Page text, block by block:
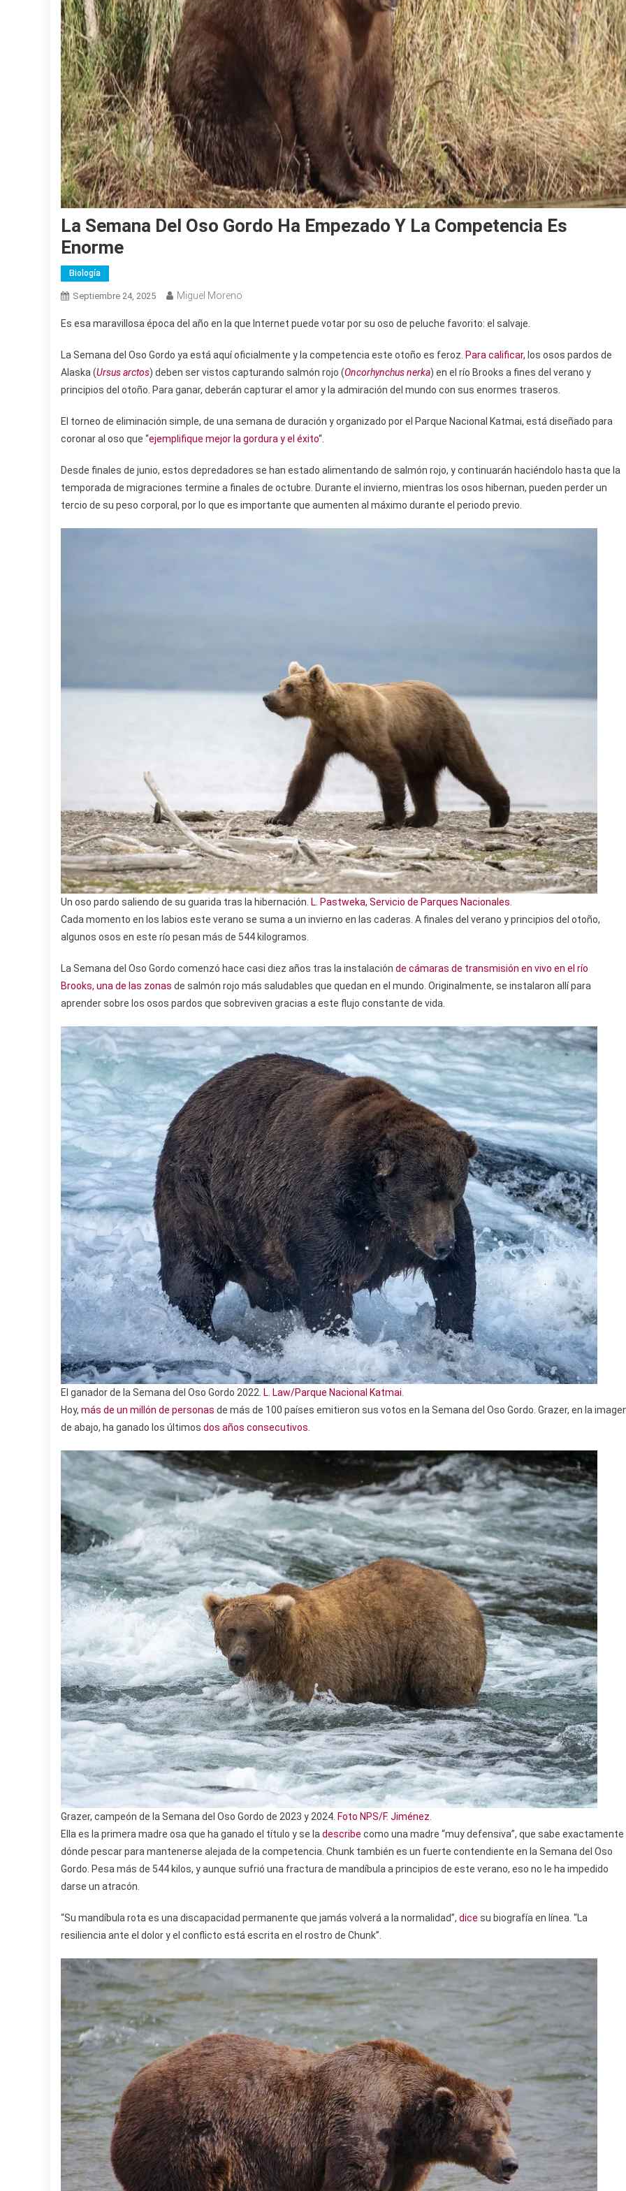
La Semana Del Oso Gordo Ha Empezado Y La Competencia Es
Enorme
Biología
Septiembre 24, 2025 Miguel Moreno
Es esa maravillosa época del año en la que Internet puede votar por su oso de peluche favorito: el salvaje.
La Semana del Oso Gordo ya está aquí oficialmente y la competencia este otoño es feroz. Para calificar, los osos pardos de
Alaska (Ursus arctos) deben ser vistos capturando salmón rojo (Oncorhynchus nerka) en el río Brooks a fines del verano y
principios del otoño. Para ganar, deberán capturar el amor y la admiración del mundo con sus enormes traseros.
El torneo de eliminación simple, de una semana de duración y organizado por el Parque Nacional Katmai, está diseñado para
coronar al oso que “ejemplifique mejor la gordura y el éxito“.
Desde finales de junio, estos depredadores se han estado alimentando de salmón rojo, y continuarán haciéndolo hasta que la
temporada de migraciones termine a finales de octubre. Durante el invierno, mientras los osos hibernan, pueden perder un
tercio de su peso corporal, por lo que es importante que aumenten al máximo durante el periodo previo.
Un oso pardo saliendo de su guarida tras la hibernación. L. Pastweka, Servicio de Parques Nacionales
Cada momento en los labios este verano se suma a un invierno en las caderas. A finales del verano y principios del otoño,
algunos osos en este río pesan más de 544 kilogramos.
La Semana del Oso Gordo comenzó hace casi diez años tras la instalación de cámaras de transmisión en vivo en el río
Brooks, una de las zonas de salmón rojo más saludables que quedan en el mundo. Originalmente, se instalaron allí para
aprender sobre los osos pardos que sobreviven gracias a este flujo constante de vida.
El ganador de la Semana del Oso Gordo 2022. L. Law/Parque Nacional Katmai
Hoy, más de un millón de personas de más de 100 países emitieron sus votos en la Semana del Oso Gordo. Grazer, en la
de abajo, ha ganado los últimos dos años consecutivos
Grazer, campeón de la Semana del Oso Gordo de 2023 y 2024. Foto NPS/F. Jiménez
Ella es la primera madre osa que ha ganado el título y se la describe como una madre “muy defensiva”, que sabe exactamente
dónde pescar para mantenerse alejada de la competencia. Chunk también es un fuerte contendiente en la Semana del Oso
Gordo. Pesa más de 544 kilos, y aunque sufrió una fractura de mandíbula a principios de este verano, eso no le ha impedido
darse un atracón.
“Su mandíbula rota es una discapacidad permanente que jamás volverá a la normalidad”, dice su biografía en línea. “La
resiliencia ante el dolor y el conflicto está escrita en el rostro de Chunk”.